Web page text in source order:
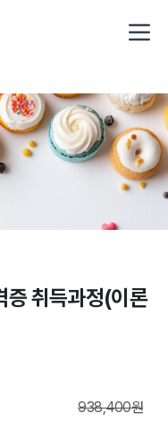
증 취득과정(이론
938,400원